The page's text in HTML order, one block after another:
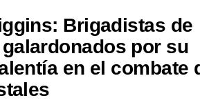
Brigadistas de
por su
en el combate